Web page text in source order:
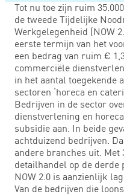
Tot nu toe zijn ruim
de tweede Tijdelijke
Werkgelegenheid (NOW
eerste termijn van het
een bedrag van ruim €
commerciële
in het aantal toegekende
sectoren ‘horeca en
Bedrijven in de sector
dienstverlening en
subsidie aan. In beide
achtduizend bedrijven.
andere branches uit. Met
detailhandel op de derde
NOW 2.0 is aanzienlijk
Van de bedrijven die